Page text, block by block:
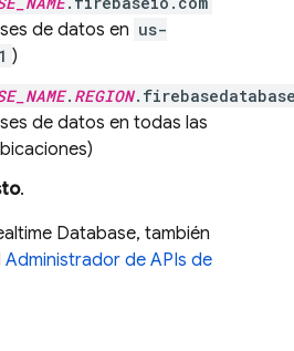
de datos en us-
)
. REGION
de datos en todas las
.
Database, también
Administrador de APIs de